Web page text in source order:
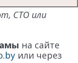
СТО или
на сайте
или через